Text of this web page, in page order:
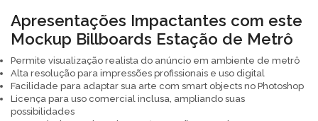
Apresentações Impactantes com este
Mockup Billboards Estação de Metrô
Permite visualização realista do anúncio em ambiente de metrô
Alta resolução para impressões profissionais e uso digital
Facilidade para adaptar sua arte com smart objects no Photoshop
Licença para uso comercial inclusa, ampliando suas
possibilidades